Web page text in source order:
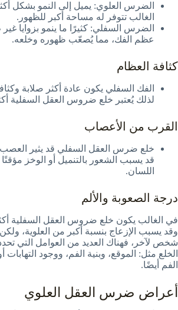
الضرس العلوي: يميل إلى النمو بشكل
الغالب تتوفر له مساحة أكبر للظهور.
الضرس السفلي: كثيرًا ما ينمو بزوايا
عظم الفك، مما يُصعّب ظهوره وخلعه.
كثافة العظام
الفك السفلي يكون عادة أكثر صلابة
لذلك يُعتبر خلع ضروس العقل السفلية
القرب من الأعصاب
خلع ضرس العقل السفلي قد يثير العصب
قد يسبب الشعور بالتنميل أو الوخز
اللسان.
درجة الصعوبة والألم
في الغالب يكون خلع ضروس العقل السفلية أكثر
وقد يسبب الإزعاج بنسبة أكبر من العلوية،
شخص لآخر، فهناك العديد من العوامل التي
الخلع مثل: الموقع، وبنية الفم، ووجود
الفم أيضًا.
أعراض ضرس العقل العلوي